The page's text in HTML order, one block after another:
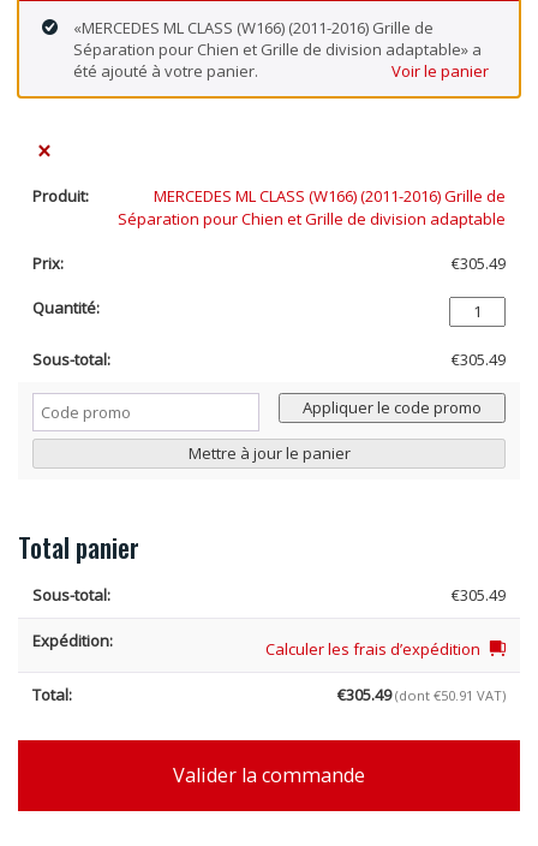
«MERCEDES ML CLASS (W166) (2011-2016) Grille de
Séparation pour Chien et Grille de division adaptable» a
été ajouté à votre panier.
Voir le panier
×
MERCEDES ML CLASS (W166) (2011-2016) Grille de
Séparation pour Chien et Grille de division adaptable
€305.49
quantité
de
MERCEDES
CLASS
(W166)
(2011-
2016)
et
de
division
adaptable
€305.49
Appliquer le code promo
Mettre à jour le panier
Total panier
€305.49
Calculer les frais d’expédition
€305.49 (dont €50.91 VAT)
Valider la commande